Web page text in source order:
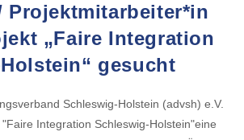
Projektmitarbeiter*in
„Faire Integration
gesucht
Schleswig-Holstein (advsh) e.V.
Integration Schleswig-Holstein"eine